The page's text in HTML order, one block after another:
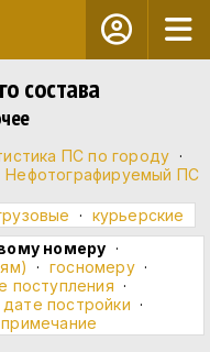
состава
ПС по городу ·
Нефотографируемый ПС
· курьерские
номеру ·
· госномеру·
поступления ·
дате постройки ·